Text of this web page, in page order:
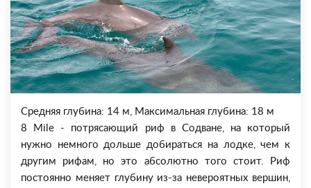
Средняя глубина: 14 м, Максимальная глубина: 18 м
8 Mile - потрясающий риф в Содване, на который
нужно немного дольше добираться на лодке, чем к
другим рифам, но это абсолютно того стоит. Риф
постоянно меняет глубину из-за невероятных вершин,